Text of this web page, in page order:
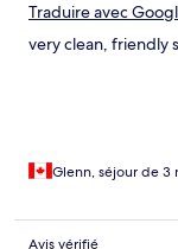
Traduire avec
very clean, friendly
Glenn, séjour de 3
Avis vérifié